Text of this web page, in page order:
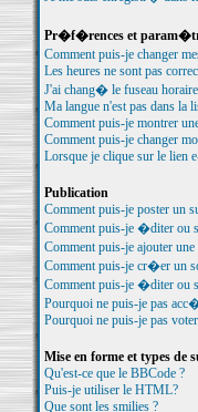
Pr�f�rences et
Comment puis-je changer
Les heures ne sont pas
J'ai chang� le fuseau
Ma langue n'est pas dans la
Comment puis-je montrer
Comment puis-je changer
Lorsque je clique sur le lien
Publication
Comment puis-je poster un
Comment puis-je �diter ou
Comment puis-je ajouter
Comment puis-je cr�er un
Comment puis-je �diter ou
Pourquoi ne puis-je pas
Pourquoi ne puis-je pas
Mise en forme et types de
Qu'est-ce que le BBCode ?
Puis-je utiliser le HTML?
Que sont les smilies ?